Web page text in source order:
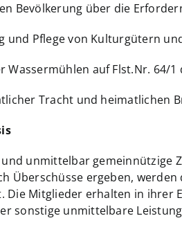
Bevölkerung über die
und Pflege von Kulturgütern
auf Flst.Nr. 64/1
Tracht und heimatlichen
unmittelbar gemeinnützige
Überschüsse ergeben, werden
Die Mitglieder erhalten in ihrer
sonstige unmittelbare